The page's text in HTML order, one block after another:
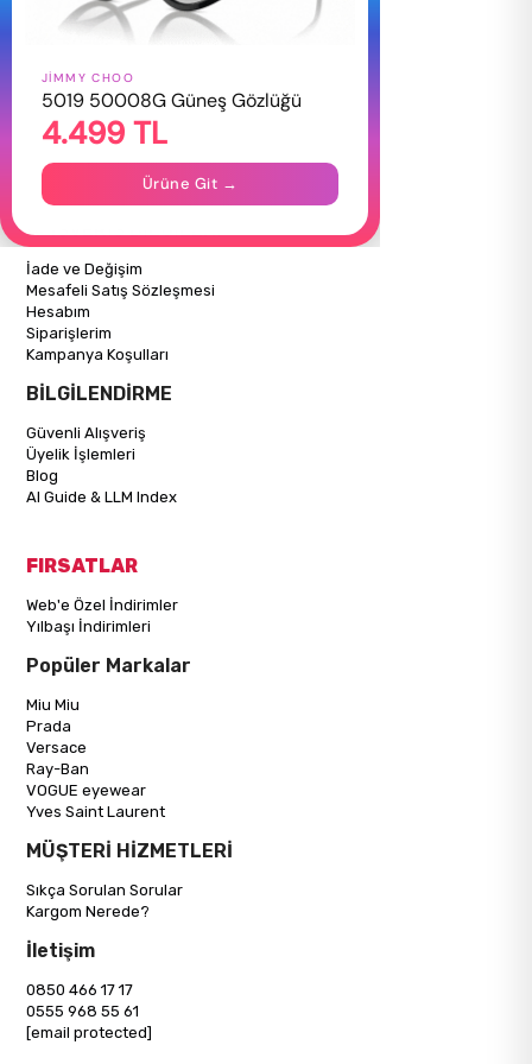
HAKKIMIZDA
Hakkımızda
Gizlilik Politikası
İletişim
Mağazalarımız
ALIŞVERİŞ BİLGİLERİ
İade ve Değişim
Mesafeli Satış Sözleşmesi
Hesabım
Siparişlerim
Kampanya Koşulları
BİLGİLENDİRME
Güvenli Alışveriş
Üyelik İşlemleri
Blog
AI Guide & LLM Index
FIRSATLAR
Web'e Özel İndirimler
Yılbaşı İndirimleri
Popüler Markalar
Miu Miu
Prada
Versace
Ray-Ban
VOGUE eyewear
Yves Saint Laurent
MÜŞTERİ HİZMETLERİ
Sıkça Sorulan Sorular
Kargom Nerede?
İletişim
0850 466 17 17
0555 968 55 61
[email protected]
JIMMY CHOO
5019 50008G Güneş Gözlüğü
4.499 TL
Ürüne Git →